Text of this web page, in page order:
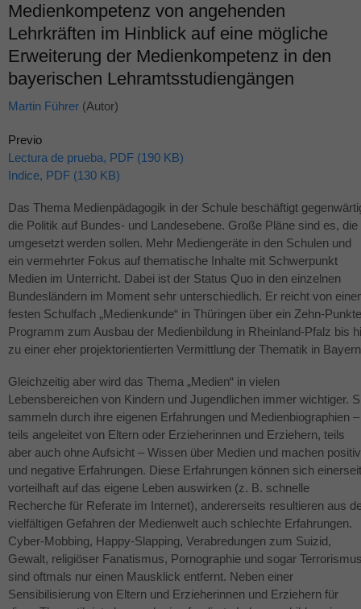
Medienkompetenz von angehenden
Lehrkräften im Hinblick auf eine mögliche
Erweiterung der Medienkompetenz in den
bayerischen Lehramtsstudiengängen
Martin Führer (Autor)
Previo
Lectura de prueba, PDF (190 KB)
Indice, PDF (130 KB)
Das Thema Medienpädagogik in der Schule beschäftigt
die Politik auf Bundes- und Landesebene. Große Pläne sind es, die
umgesetzt werden sollen. Mehr Mediengeräte in den Schulen und
ein vermehrter Fokus auf thematische Inhalte mit Schwerpunkt
Medien im Unterricht. Dabei ist der Status Quo in den einzelnen
Bundesländern im Moment sehr unterschiedlich. Er reicht von
festen Schulfach „Medienkunde“ in Thüringen über ein Zehn-
Programm zum Ausbau der Medienbildung in Rheinland-Pfalz bis
zu einer eher projektorientierten Vermittlung der Thematik in
Gleichzeitig aber wird das Thema „Medien“ in vielen
Lebensbereichen von Kindern und Jugendlichen immer wichtiger.
sammeln durch ihre eigenen Erfahrungen und Medienbiographien –
teils angeleitet von Eltern oder Erzieherinnen und Erziehern, teils
aber auch ohne Aufsicht – Wissen über Medien und machen
und negative Erfahrungen. Diese Erfahrungen können sich
vorteilhaft auf das eigene Leben auswirken (z. B. schnelle
Recherche für Referate im Internet), andererseits resultieren aus
vielfältigen Gefahren der Medienwelt auch schlechte Erfahrungen.
Cyber-Mobbing, Happy-Slapping, Verabredungen zum Suizid,
Gewalt, religiöser Fanatismus, Pornographie und sogar
sind oftmals nur einen Mausklick entfernt. Neben einer
Sensibilisierung von Eltern und Erzieherinnen und Erziehern für